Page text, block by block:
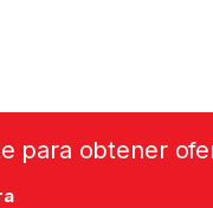
para obtener